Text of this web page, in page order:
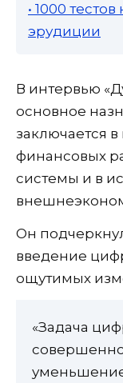
• 1000
эрудиции
В интервью
основное
заключается
финансовых
системы и в
Он
введение
ощутимых
«Задача